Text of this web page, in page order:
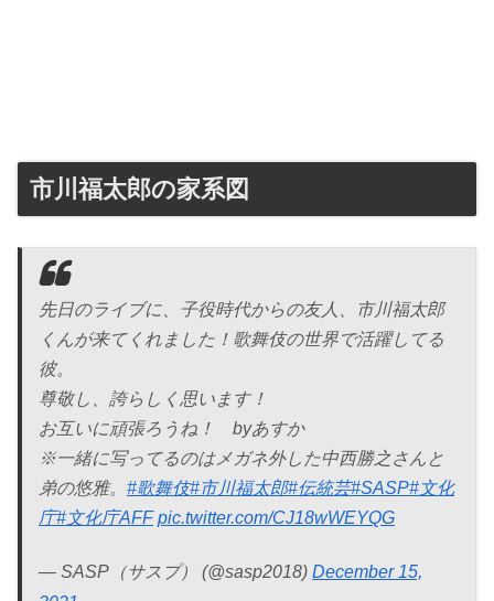
市川福太郎の家系図
先日のライブに、子役時代からの友人、市川福太郎
くんが来てくれました！歌舞伎の世界で活躍してる
彼。
尊敬し、誇らしく思います！
お互いに頑張ろうね！ byあすか
※一緒に写ってるのはメガネ外した中西勝之さんと
弟の悠雅。 #歌舞伎#市川福太郎#伝統芸#SASP#文化
庁#文化庁AFF pic.twitter.com/CJ18wWEYQG
— SASP（サスプ） (@sasp2018) December 15,